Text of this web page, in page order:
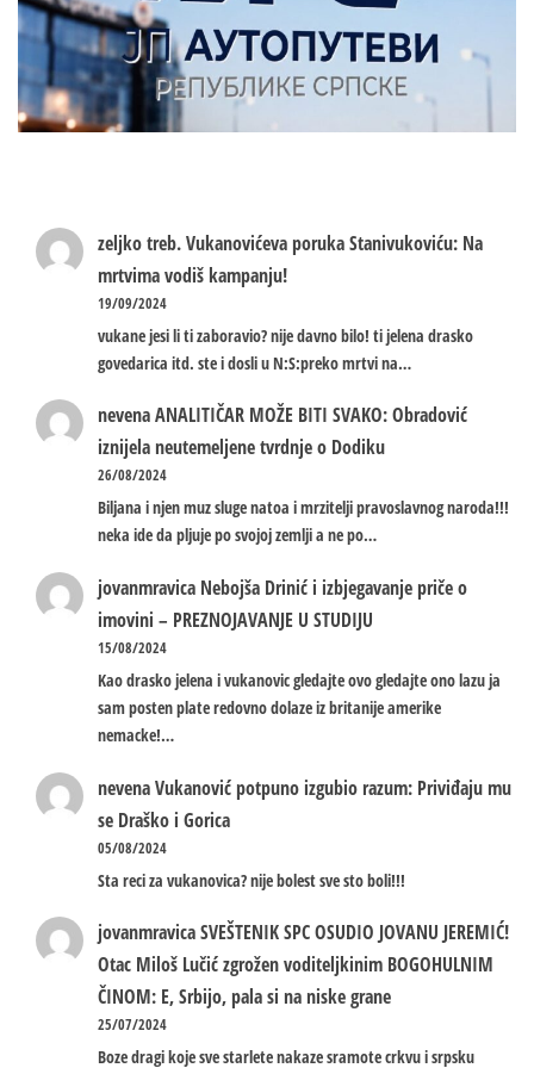
zeljko treb.Vukanovićeva poruka Stanivukoviću: Na
mrtvima vodiš kampanju!
19/09/2024
vukane jesi li ti zaboravio? nije davno bilo! ti jelena drasko
govedarica itd. ste i dosli u N:S:preko mrtvi na…
nevenaANALITIČAR MOŽE BITI SVAKO: Obradović
iznijela neutemeljene tvrdnje o Dodiku
26/08/2024
Biljana i njen muz sluge natoa i mrzitelji pravoslavnog naroda!!!
neka ide da pljuje po svojoj zemlji a ne po…
jovanmravica Nebojša Drinić i izbjegavanje priče o
imovini – PREZNOJAVANJE U STUDIJU
15/08/2024
Kao drasko jelena i vukanovic gledajte ovo gledajte ono lazu ja
sam posten plate redovno dolaze iz britanije amerike
nemacke!…
nevenaVukanović potpuno izgubio razum: Priviđaju mu
se Draško i Gorica
05/08/2024
Sta reci za vukanovica? nije bolest sve sto boli!!!
jovanmravicaSVEŠTENIK SPC OSUDIO JOVANU JEREMIĆ!
Otac Miloš Lučić zgrožen voditeljkinim BOGOHULNIM
ČINOM: E, Srbijo, pala si na niske grane
25/07/2024
Boze dragi koje sve starlete nakaze sramote crkvu i srpsku